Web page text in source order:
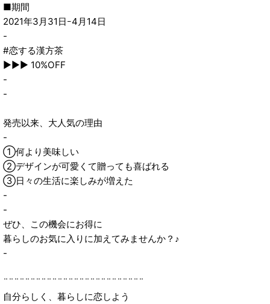
■期間
2021年3月31日ｰ4月14日
-
#恋する漢方茶
▶▶▶ 10%OFF
-
-
発売以来、大人気の理由
-
①何より美味しい
②デザインが可愛くて贈っても喜ばれる
③日々の生活に楽しみが増えた
-
-
ぜひ、この機会にお得に
暮らしのお気に入りに加えてみませんか？♪
-
¨¨¨¨¨¨¨¨¨¨¨¨¨¨¨¨¨¨¨¨¨¨¨¨¨¨
自分らしく、暮らしに恋しよう